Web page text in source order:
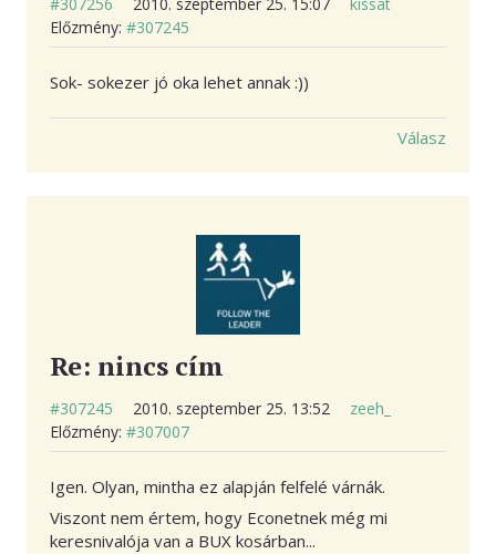
Előzmény: #307245
Sok- sokezer jó oka lehet annak :))
Válasz
Re: nincs cím
#307245 2010. szeptember 25. 13:52
zeeh_
Előzmény: #307007
Igen. Olyan, mintha ez alapján felfelé várnák.
Viszont nem értem, hogy Econetnek még mi
keresnivalója van a BUX kosárban...